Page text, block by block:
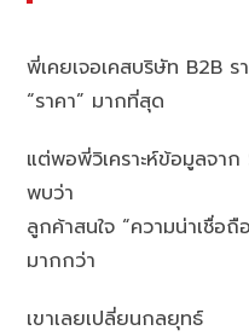
พี่เคยเจอเคสบริษัท B2B
“ราคา” มากที่สุด
แต่พอพี่วิเคราะห์ข้อมูลจา
พบว่า
ลูกค้าสนใจ “ความน่าเชื่อ
มากกว่า
เขาเลยเปลี่ยนกลยุทธ์